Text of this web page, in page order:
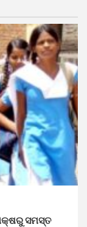
ସମସ୍ତ